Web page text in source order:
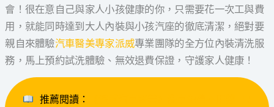
會！很在意自己與家人小孩健康的你，只需要花一次工與費
用，就能同時達到大人內裝與小孩汽座的徹底清潔，絕對要
親自來體驗汽車醫美專家派威專業團隊的全方位內裝清洗服
務，馬上預約試洗體驗、無效退費保證，守護家人健康！
推薦閱讀：